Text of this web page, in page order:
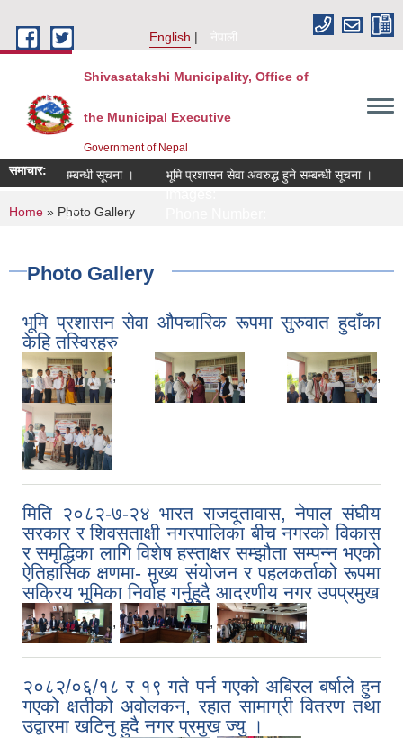
English
नेपाली
Shivasatakshi Municipality, Office of
the Municipal Executive
Government of Nepal
समाचार:दिने सम्बन्धी सूचना ।
Number:
भूमि प्रशासन सेवा अवरुद्ध हुने सम्बन्धी सूचना ।
You are here
Home » Photo Gallery
Photo Gallery
भूमि प्रशासन सेवा औपचारिक रूपमा सुरुवात हुदाँका
केहि तस्विरहरु
, , ,
मिति २०८२-७-२४ भारत राजदूतावास, नेपाल संघीय
सरकार र शिवसताक्षी नगरपालिका बीच नगरको विकास
र समृद्धिका लागि विशेष हस्ताक्षर सम्झौता सम्पन्न भएको
ऐतिहासिक क्षणमा- मुख्य संयोजन र पहलकर्ताको रूपमा
सक्रिय भूमिका निर्वाह गर्नुहु्दै आदरणीय नगर उपप्रमुख
, ,
२०८२/०६/१८ र १९ गते पर्न गएको अबिरल बर्षाले हुन
गएको क्षतीको अवोलकन, रहात सामाग्री वितरण तथा
उद्वारमा खटिनु हुदै नगर प्रमुख ज्यु ।